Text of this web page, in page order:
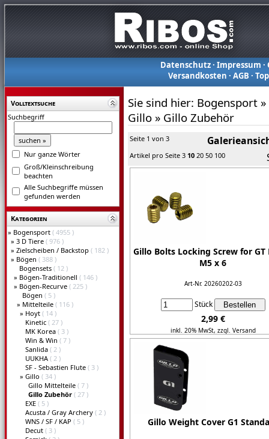
Datenschutz· Impressum ·
Versandkosten ·AGB ·
Volltextsuche
Suchbegriff
Nur ganze Wörter
Groß/Kleinschreibung
beachten
Alle Suchbegriffe müssen
gefunden werden
Kategorien
» Bogensport ( 4955 )
» 3 D Tiere ( 976 )
» Zielscheiben / Backstop ( 182 )
» Bögen ( 388 )
Bogensets ( 12 )
» Bögen-Traditionell ( 146 )
» Bögen-Recurve ( 225 )
Bögen ( 5 )
» Mittelteile ( 116 )
» Hoyt ( 14 )
Kinetic ( 27 )
MK Korea ( 3 )
Win & Win ( 7 )
Sanlida ( 2 )
UUKHA ( 2 )
SF - Sebastien Flute ( 3 )
» Gillo ( 34 )
Gillo Mittelteile ( 7 )
Gillo Zubehör ( 27 )
EXE ( 5 )
Acusta / Gray Archery ( 2 )
WNS / SF / KAP ( 5 )
Decut ( 3 )
Sie sind hier: Bogensport »
Gillo » Gillo Zubehör
Seite 1 von 3
Artikel pro Seite 3 10 20 50 100
Gillo Bolts Locking Screw for GT
M5 x 6
Art-Nr. 20260202-03
Stück
2,99 €
inkl. 20% MwSt, zzgl. Versand
Gillo Weight Cover G1